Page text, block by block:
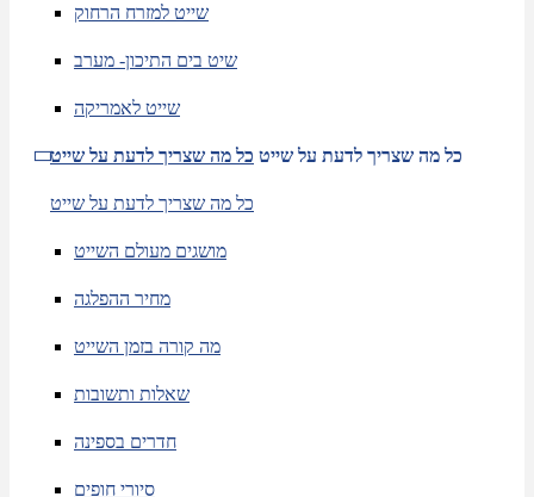
שייט למזרח הרחוק
שיט בים התיכון- מערב
שייט לאמריקה
כל מה שצריך לדעת על שייט כל מה שצריך לדעת על שייט
כל מה שצריך לדעת על שייט
מושגים מעולם השייט
מחיר ההפלגה
מה קורה בזמן השייט
שאלות ותשובות
חדרים בספינה
סיורי חופים